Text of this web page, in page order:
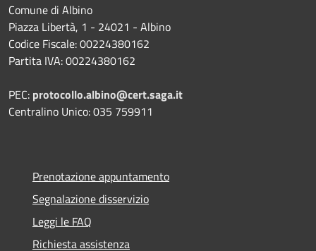
Comune di Albino
Piazza Libertà, 1 - 24021 - Albino
Codice Fiscale: 00224380162
Partita IVA: 00224380162
PEC: protocollo.albino@cert.saga.it
Centralino Unico: 035 759911
Prenotazione appuntamento
Segnalazione disservizio
Leggi le FAQ
Richiesta assistenza